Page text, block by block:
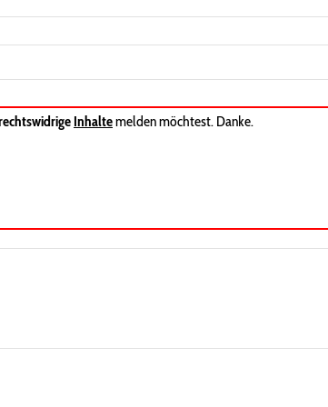
Inhaltemelden möchtest. Danke.